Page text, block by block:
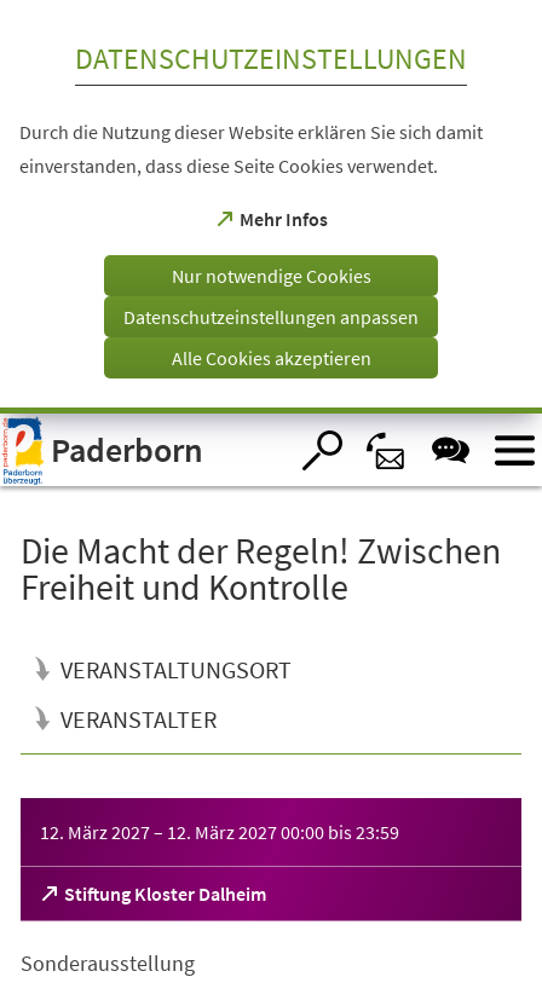
Visuelle
Assistenzsoftware
öffnen.
DATENSCHUTZEINSTELLUNGEN
Durch die Nutzung dieser Website erklären Sie sich damit
einverstanden, dass diese Seite Cookies verwendet.
Mehr Infos
(Öffnet
einem
Tab)
Nur notwendige Cookies
Datenschutzeinstellungen anpassen
Alle Cookies akzeptieren
Paderborn
Die Macht der Regeln! Zwischen
Freiheit und Kontrolle
VERANSTALTUNGSORT
VERANSTALTER
12. März 2027– 12. März 202700:00 bis23:59
Stiftung Kloster Dalheim
(Öffnet
in
neuen
Sonderausstellung